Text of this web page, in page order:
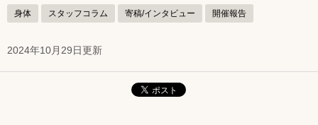
身体 スタッフコラム 寄稿/インタビュー 開催報告
2024年10月29日更新